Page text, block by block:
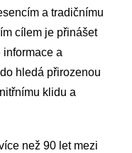
a tradičnímu
cílem je přinášet
a
hledá přirozenou
klidu a
než 90 let mezi